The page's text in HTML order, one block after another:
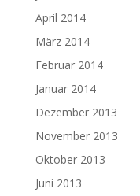
April 2014
März 2014
Februar 2014
Januar 2014
Dezember 2013
November 2013
Oktober 2013
Juni 2013